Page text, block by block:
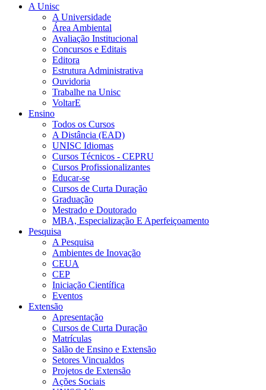
A Unisc
A Universidade
Área Ambiental
Avaliação Institucional
Concursos e Editais
Editora
Estrutura Administrativa
Ouvidoria
Trabalhe na Unisc
VoltarE
Ensino
Todos os Cursos
A Distância (EAD)
UNISC Idiomas
Cursos Técnicos - CEPRU
Cursos Profissionalizantes
Educar-se
Cursos de Curta Duração
Graduação
Mestrado e Doutorado
MBA, Especialização E Aperfeiçoamento
Pesquisa
A Pesquisa
Ambientes de Inovação
CEUA
CEP
Iniciação Científica
Eventos
Extensão
Apresentação
Cursos de Curta Duração
Matrículas
Salão de Ensino e Extensão
Setores Vincualdos
Projetos de Extensão
Ações Sociais